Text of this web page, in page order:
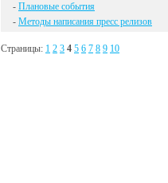
- Плановые события
- Методы написания пресс релизов
Страницы: 1 2 3 4 5 6 7 8 9 10